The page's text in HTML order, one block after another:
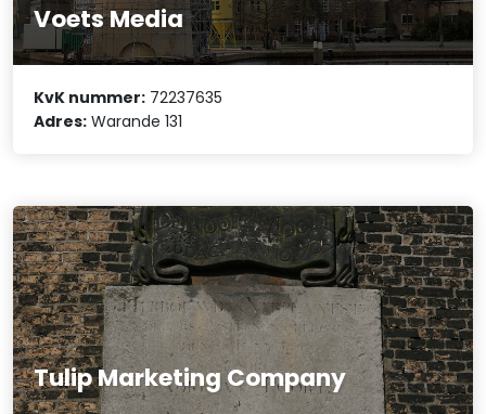
Voets Media
KvK nummer: 72237635
Adres: Warande 131
Tulip Marketing Company